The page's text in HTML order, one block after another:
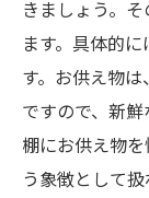
きましょう。
ます。具体的
す。お供え物
ですので、新
棚にお供え物
う象徴として